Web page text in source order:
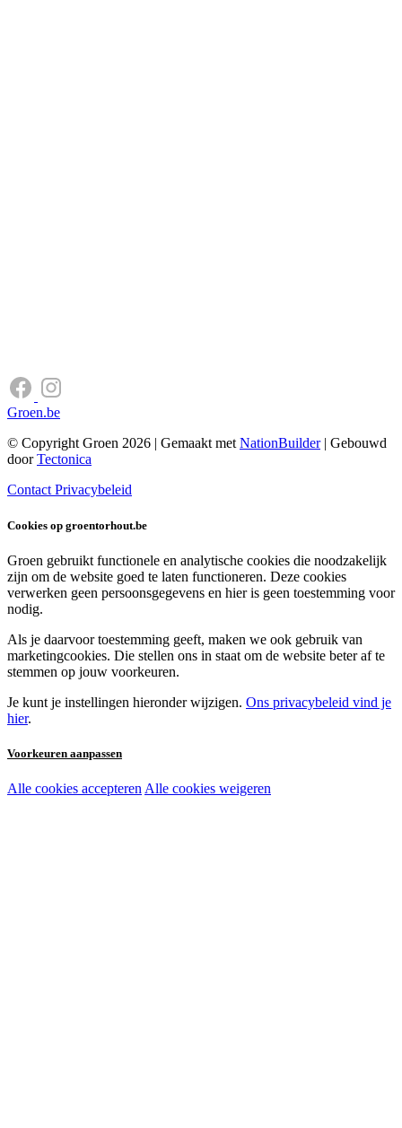
Groen.be
© Copyright Groen 2026 | Gemaakt metNationBuilder| Gebouwd
doorTectonica
ContactPrivacybeleid
Cookies op groentorhout.be
Groen gebruikt functionele en analytische cookies die noodzakelijk
zijn om de website goed te laten functioneren. Deze cookies
verwerken geen persoonsgegevens en hier is geen toestemming voor
nodig.
Als je daarvoor toestemming geeft, maken we ook gebruik van
marketingcookies. Die stellen ons in staat om de website beter af te
stemmen op jouw voorkeuren.
Je kunt je instellingen hieronder wijzigen. Ons privacybeleid vind je
hier.
Voorkeuren aanpassen
Noodzakelijke cookies:
Alle cookies accepteren Alle cookies weigeren